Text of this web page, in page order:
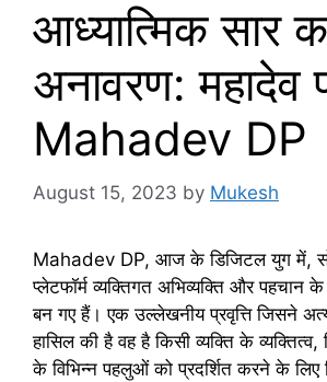
आध्यात्मिक सार
अनावरण: महादेव
Mahadev DP
August 15, 2023 by Mukesh
Mahadev DP, आज के डिजिटल युग में,
प्लेटफॉर्म व्यक्तिगत अभिव्यक्ति और पहचान
बन गए हैं। एक उल्लेखनीय प्रवृत्ति जिसने
हासिल की है वह है किसी व्यक्ति के व्यक्तित्व,
के विभिन्न पहलुओं को प्रदर्शित करने के लिए